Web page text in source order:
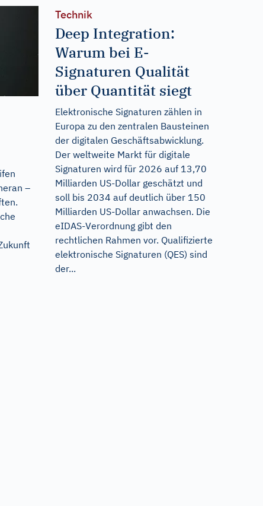
–
Technik
Deep Integration:
Warum bei E-
Signaturen Qualität
über Quantität siegt
Elektronische Signaturen zählen in
Europa zu den zentralen Bausteinen
der digitalen Geschäftsabwicklung.
Der weltweite Markt für digitale
Signaturen wird für 2026 auf 13,70
Milliarden US-Dollar geschätzt und
soll bis 2034 auf deutlich über 150
Milliarden US-Dollar anwachsen. Die
eIDAS-Verordnung gibt den
rechtlichen Rahmen vor. Qualifizierte
elektronische Signaturen (QES) sind
der...